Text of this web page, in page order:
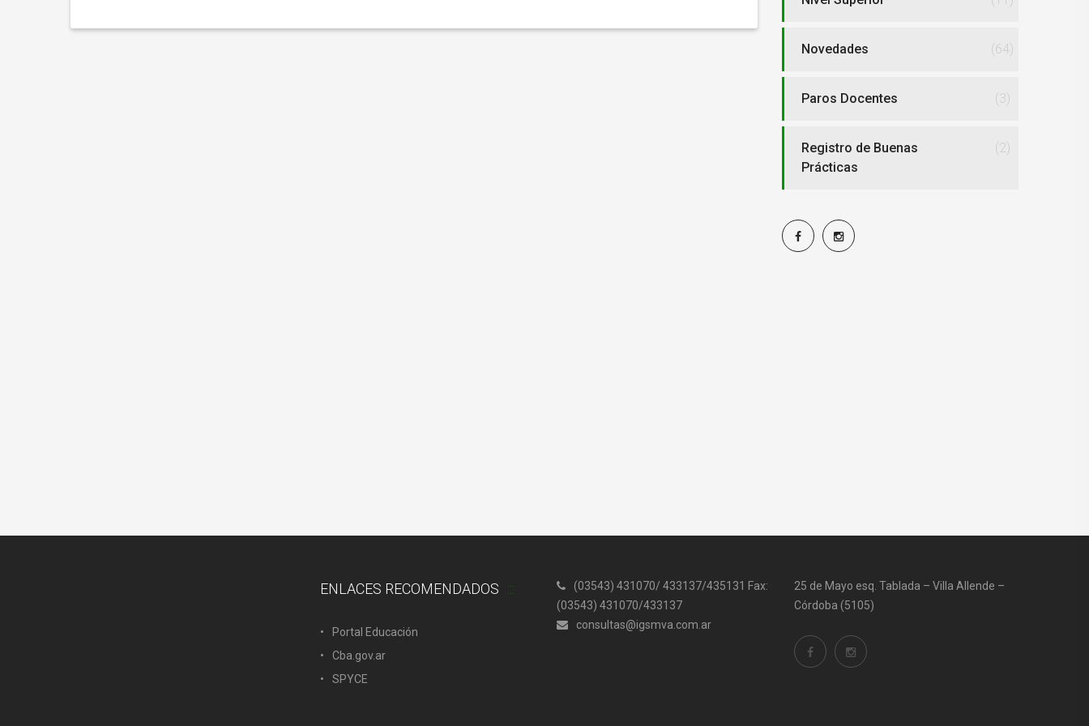
Novedades (64)
Paros Docentes (3)
Registro de Buenas
Prácticas
(2)
ENLACES RECOMENDADOS
Portal Educación
Cba.gov.ar
SPYCE
(03543) 431070/ 433137/435131 Fax:
(03543) 431070/433137
consultas@igsmva.com.ar
25 de Mayo esq. Tablada – Villa Allende –
Córdoba (5105)